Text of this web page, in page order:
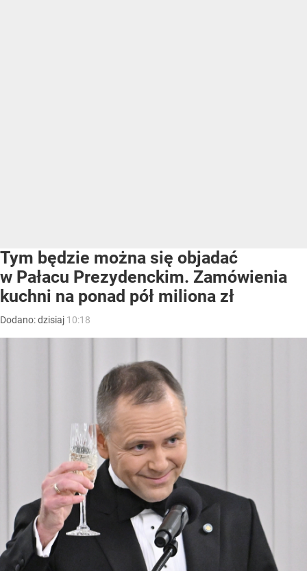
Tym będzie można się objadać
w Pałacu Prezydenckim. Zamówienia
kuchni na ponad pół miliona zł
Dodano:dzisiaj 10:18